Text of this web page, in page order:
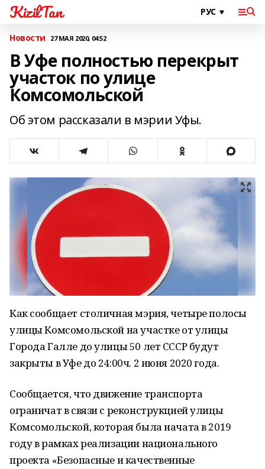
KizilTan
Новости 27 МАЯ 2020, 04:52
В Уфе полностью перекрыт
участок по улице
Комсомольской
Об этом рассказали в мэрии Уфы.
Как сообщает столичная мэрия, четыре полосы
улицы Комсомольской на участке от улицы
Города Галле до улицы 50 лет СССР будут
закрыты в Уфе до 24:00ч. 2 июня 2020 года.
Сообщается, что движение транспорта
ограничат в связи с реконструкцией улицы
Комсомольской, которая была начата в 2019
году в рамках реализации национального
проекта «Безопасные и качественные